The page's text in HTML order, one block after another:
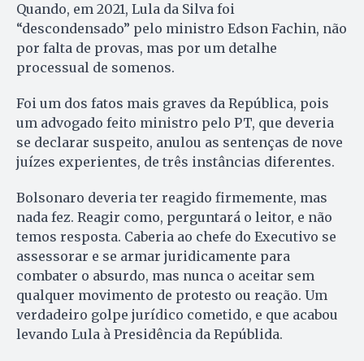
Quando, em 2021, Lula da Silva foi
“descondensado” pelo ministro Edson Fachin, não
por falta de provas, mas por um detalhe
processual de somenos.
Foi um dos fatos mais graves da República, pois
um advogado feito ministro pelo PT, que deveria
se declarar suspeito, anulou as sentenças de nove
juízes experientes, de três instâncias diferentes.
Bolsonaro deveria ter reagido firmemente, mas
nada fez. Reagir como, perguntará o leitor, e não
temos resposta. Caberia ao chefe do Executivo se
assessorar e se armar juridicamente para
combater o absurdo, mas nunca o aceitar sem
qualquer movimento de protesto ou reação. Um
verdadeiro golpe jurídico cometido, e que acabou
levando Lula à Presidência da Repúblida.